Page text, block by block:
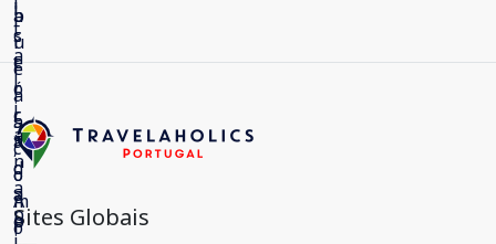
Sites Globais